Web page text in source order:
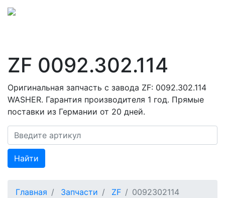
ZF 0092.302.114
Оригинальная запчасть с завода ZF: 0092.302.114
WASHER. Гарантия производителя 1 год. Прямые
поставки из Германии от 20 дней.
Найти
Главная Запчасти ZF 0092302114